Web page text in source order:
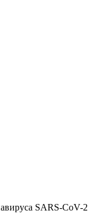
SARS-CoV-2